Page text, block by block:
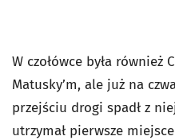
W czołówce była również
Matusky’m, ale już na
przejściu drogi spadł z
utrzymał pierwsze